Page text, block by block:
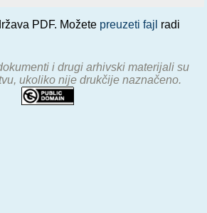
PDF. Možete preuzeti fajl radi
i drugi arhivski materijali su
ukoliko nije drukčije naznačeno.